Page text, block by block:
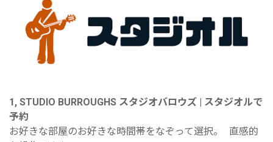
1, STUDIO BURROUGHS スタジオバロウズ | スタジオルで
予約
お好きな部屋のお好きな時間帯をなぞって選択。 直感的